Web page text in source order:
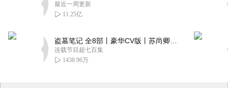
最近一周更新
11.25亿
连载节目超七百集
1438.96万